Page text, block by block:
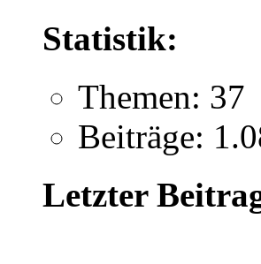
Statistik:
Themen: 37
Beiträge:
Letzter